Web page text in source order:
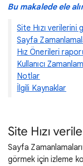
Bu makalede ele
Site Hızı verilerini
Sayfa
Hız Önerileri
Kullanıcı
Notlar
İlgili Kaynaklar
Site Hızı
Sayfa
görmek için izleme